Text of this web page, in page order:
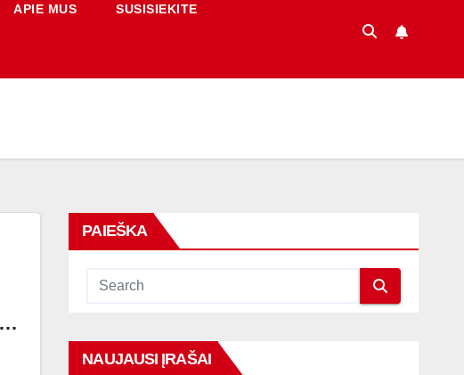
APIE MUS SUSISIEKITE
PAIEŠKA
NAUJAUSI ĮRAŠAI